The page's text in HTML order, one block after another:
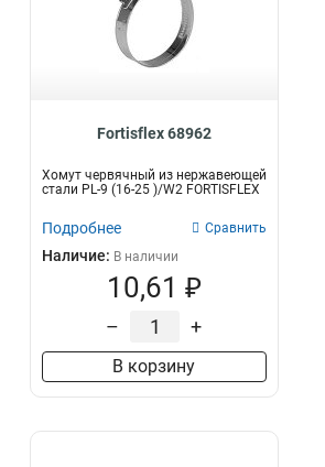
Fortisflex 68962
Хомут червячный из нержавеющей
стали PL-9 (16-25 )/W2 FORTISFLEX
Подробнее Сравнить
Наличие: В наличии
10,61 ₽
– +
В корзину